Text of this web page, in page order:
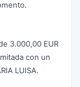
3.000,00 EUR
con un
LUISA.